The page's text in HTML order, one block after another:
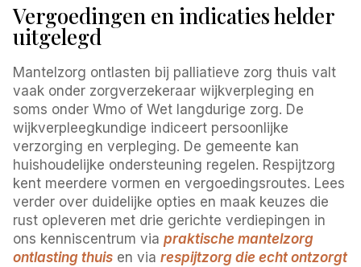
Vergoedingen en indicaties helder
uitgelegd
Mantelzorg ontlasten bij palliatieve zorg thuis valt
vaak onder zorgverzekeraar wijkverpleging en
soms onder Wmo of Wet langdurige zorg. De
wijkverpleegkundige indiceert persoonlijke
verzorging en verpleging. De gemeente kan
huishoudelijke ondersteuning regelen. Respijtzorg
kent meerdere vormen en vergoedingsroutes. Lees
verder over duidelijke opties en maak keuzes die
rust opleveren met drie gerichte verdiepingen in
ons kenniscentrum viapraktische mantelzorg
ontlasting thuis en viarespijtzorg die echt ontzorgt